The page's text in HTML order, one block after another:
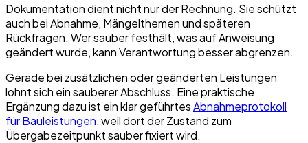
Dokumentation dient nicht nur der Rechnung. Sie schützt
auch bei Abnahme, Mängelthemen und späteren
Rückfragen. Wer sauber festhält, was auf Anweisung
geändert wurde, kann Verantwortung besser abgrenzen.
Gerade bei zusätzlichen oder geänderten Leistungen
lohnt sich ein sauberer Abschluss. Eine praktische
Ergänzung dazu ist ein klar geführtesAbnahmeprotokoll
für Bauleistungen, weil dort der Zustand zum
Übergabezeitpunkt sauber fixiert wird.